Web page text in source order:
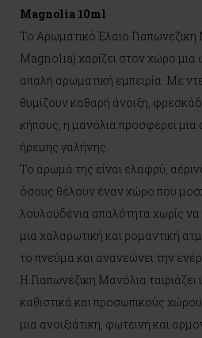
Magnolia 10ml
Το Αρωματικό Έλαιο
Magnolia) χαρίζει στον χώρο μια
απαλή αρωματική εμπειρία. Με
θυμίζουν καθαρή άνοιξη,
κήπους, η μανόλια προσφέρει
ήρεμης γαλήνης.
Το άρωμά της είναι ελαφρύ,
όσους θέλουν έναν χώρο που
λουλουδένια απαλότητα χωρίς να
μια χαλαρωτική και ρομαντική
το πνεύμα και ανανεώνει την
Η Γιαπωνέζικη Μανόλια
καθιστικά και προσωπικούς
μια ανοιξιάτικη, φωτεινή και